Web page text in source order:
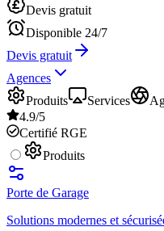
Devis gratuit
Disponible 24/7
Devis gratuit
Agences
Produits
Services
4.9/5
Certifié RGE
Produits
Porte de Garage
Solutions modernes et